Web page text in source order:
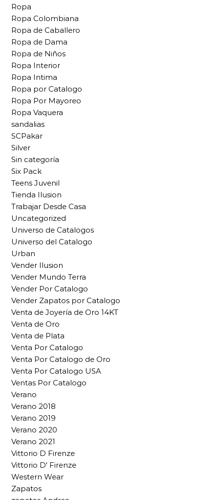
Ropa
Ropa Colombiana
Ropa de Caballero
Ropa de Dama
Ropa de Niños
Ropa Interior
Ropa Intima
Ropa por Catalogo
Ropa Por Mayoreo
Ropa Vaquera
sandalias
SCPakar
Silver
Sin categoría
Six Pack
Teens Juvenil
Tienda Ilusion
Trabajar Desde Casa
Uncategorized
Universo de Catalogos
Universo del Catalogo
Urban
Vender Ilusion
Vender Mundo Terra
Vender Por Catalogo
Vender Zapatos por Catalogo
Venta de Joyería de Oro 14KT
Venta de Oro
Venta de Plata
Venta Por Catalogo
Venta Por Catalogo de Oro
Venta Por Catalogo USA
Ventas Por Catalogo
Verano
Verano 2018
Verano 2019
Verano 2020
Verano 2021
Vittorio D Firenze
Vittorio D' Firenze
Western Wear
Zapatos